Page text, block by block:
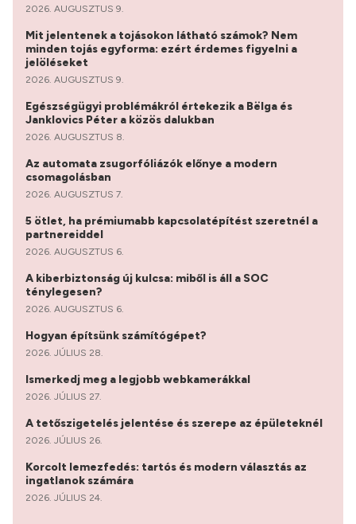
2026. AUGUSZTUS 9.
Mit jelentenek a tojásokon látható számok? Nem
minden tojás egyforma: ezért érdemes figyelni a
jelöléseket
2026. AUGUSZTUS 9.
Egészségügyi problémákról értekezik a Bëlga és
Janklovics Péter a közös dalukban
2026. AUGUSZTUS 8.
Az automata zsugorfóliázók előnye a modern
csomagolásban
2026. AUGUSZTUS 7.
5 ötlet, ha prémiumabb kapcsolatépítést szeretnél a
partnereiddel
2026. AUGUSZTUS 6.
A kiberbiztonság új kulcsa: miből is áll a SOC
ténylegesen?
2026. AUGUSZTUS 6.
Hogyan építsünk számítógépet?
2026. JÚLIUS 28.
Ismerkedj meg a legjobb webkamerákkal
2026. JÚLIUS 27.
A tetőszigetelés jelentése és szerepe az épületeknél
2026. JÚLIUS 26.
Korcolt lemezfedés: tartós és modern választás az
ingatlanok számára
2026. JÚLIUS 24.